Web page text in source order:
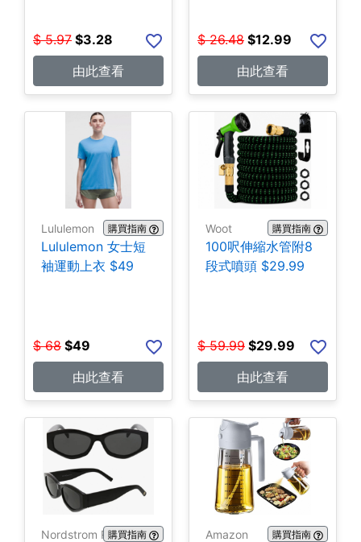
$ 5.97 $3.28
由此查看
$ 26.48 $12.99
由此查看
Lululemon 購買指南
Lululemon 女士短
袖運動上衣 $49
$ 68 $49
由此查看
Woot 購買指南
100呎伸縮水管附8
段式噴頭 $29.99
$ 59.99 $29.99
由此查看
Nordstrom Rack購買指南 Amazon 購買指南